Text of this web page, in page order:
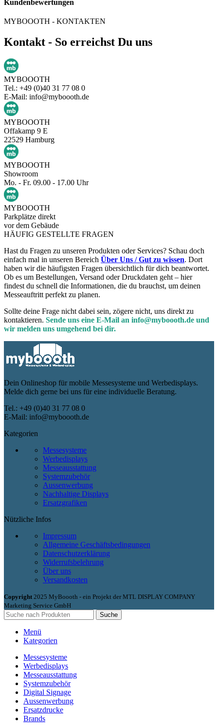
Kundenbewertungen
MYBOOOTH - KONTAKTEN
Kontakt - So erreichst Du uns
MYBOOOTH
Tel.: +49 (0)40 31 77 08 0
E-Mail: info@myboooth.de
MYBOOOTH
Offakamp 9 E
22529 Hamburg
MYBOOOTH
Showroom
Mo. - Fr. 09.00 - 17.00 Uhr
MYBOOOTH
Parkplätze direkt
vor dem Gebäude
HÄUFIG GESTELLTE FRAGEN
Hast du Fragen zu unseren Produkten oder Services? Schau doch
einfach mal in unseren Bereich Über Uns / Gut zu wissen. Dort
haben wir die häufigsten Fragen übersichtlich für dich beantwortet.
Ob es um Bestellungen, Versand oder Druckdaten geht – hier
findest du schnell die Informationen, die du brauchst, um deinen
Messeauftritt perfekt zu planen.
Sollte deine Frage nicht dabei sein, zögere nicht, uns direkt zu
kontaktieren. Sende uns eine E-Mail an info@myboooth.de und
wir melden uns umgehend bei dir.
Dein Onlineshop für mobile Messesysteme und Werbedisplays.
Melde dich gerne bei uns für eine individuelle Beratung.
Tel.: +49 (0)40 31 77 08 0
E-Mail: info@myboooth.de
Kategorien
Messesysteme
Werbedisplays
Messeausstattung
Systemzubehör
Aussenwerbung
Nachhaltige Displays
Ersatzgrafiken
Nützliche Infos
Impressum
Allgemeine Geschäftsbedingungen
Datenschutzerklärung
Widerrufsbelehrung
Über uns
Versandkosten
Copyright 2025 MyBoooth - ein Projekt der MTL DISPLAY COMPANY
Marketing Service GmbH
Suche
Menü
Kategorien
Messesysteme
Werbedisplays
Messeausstattung
Systemzubehör
Digital Signage
Aussenwerbung
Ersatzdrucke
Brands